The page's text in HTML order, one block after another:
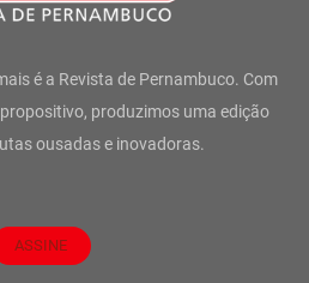
é a Revista de Pernambuco. Com
produzimos uma edição
ousadas e inovadoras.
ASSINE